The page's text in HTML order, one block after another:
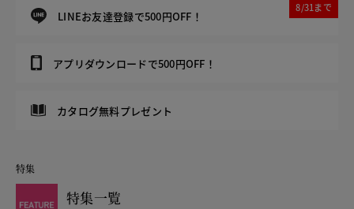
LINEお友達登録で500円OFF！
8/31まで
アプリダウンロードで500円OFF！
カタログ無料プレゼント
特集
特集一覧